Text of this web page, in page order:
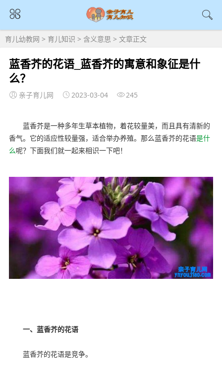
育儿幼教网 > 育儿知识 > 含义意思 > 文章正文
蓝香芥的花语_蓝香芥的寓意和象征是什
么？
亲子育儿网 2023-03-04 245
蓝香芥是一种多年生草本植物，着花较量美，而且具有清新的
香气。它的适应性较量强，适合举办养殖。那么蓝香芥的花语是什
么呢？下面我们就一起来相识一下吧！
一、蓝香芥的花语
蓝香芥的花语是竞争。